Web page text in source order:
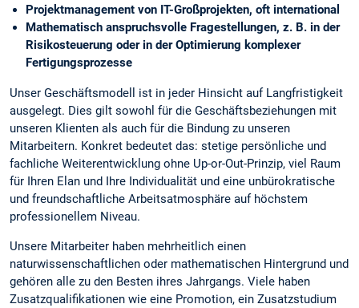
Projektmanagement von IT-Großprojekten, oft international
Mathematisch anspruchsvolle Fragestellungen, z. B. in der
Risikosteuerung oder in der Optimierung komplexer
Fertigungsprozesse
Unser Geschäftsmodell ist in jeder Hinsicht auf Langfristigkeit
ausgelegt. Dies gilt sowohl für die Geschäftsbeziehungen mit
unseren Klienten als auch für die Bindung zu unseren
Mitarbeitern. Konkret bedeutet das: stetige persönliche und
fachliche Weiterentwicklung ohne Up-or-Out-Prinzip, viel Raum
für Ihren Elan und Ihre Individualität und eine unbürokratische
und freundschaftliche Arbeitsatmosphäre auf höchstem
professionellem Niveau.
Unsere Mitarbeiter haben mehrheitlich einen
naturwissenschaftlichen oder mathematischen Hintergrund und
gehören alle zu den Besten ihres Jahrgangs. Viele haben
Zusatzqualifikationen wie eine Promotion, ein Zusatzstudium